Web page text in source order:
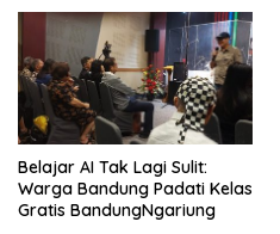
Belajar AI Tak Lagi Sulit:
Warga Bandung Padati Kelas
Gratis BandungNgariung